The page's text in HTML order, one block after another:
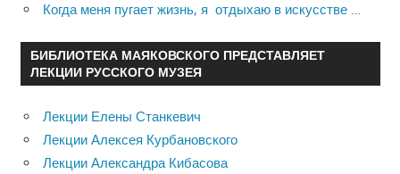
Когда меня пугает жизнь, я отдыхаю в искусстве …
БИБЛИОТЕКА МАЯКОВСКОГО ПРЕДСТАВЛЯЕТ
ЛЕКЦИИ РУССКОГО МУЗЕЯ
Лекции Елены Станкевич
Лекции Алексея Курбановского
Лекции Александра Кибасова